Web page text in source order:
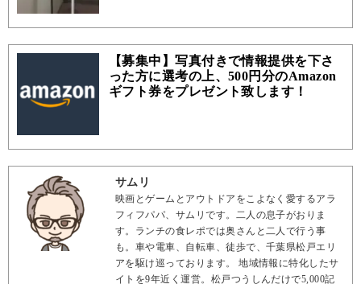
【募集中】写真付きで情報提供を下さ
った方に選考の上、500円分のAmazon
ギフト券をプレゼント致します！
サムリ
映画とゲームとアウトドアをこよなく愛するアラ
フィフパパ、サムリです。二人の息子がおりま
す。ランチの食レポでは奥さんと二人で行う事
も。車や電車、自転車、徒歩で、千葉県松戸エリ
アを駆け巡っております。 地域情報に特化したサ
イトを9年近く運営。松戸つうしんだけで5,000記